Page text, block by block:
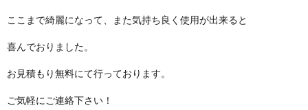
ここまで綺麗になって、また気持ち良く使用が出来ると
喜んでおりました。
お見積もり無料にて行っております。
ご気軽にご連絡下さい！